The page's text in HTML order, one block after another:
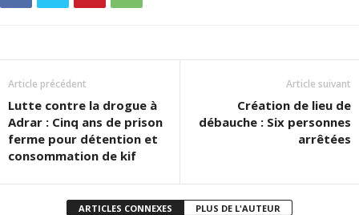
Article précédent
Lutte contre la drogue à
Adrar : Cinq ans de prison
ferme pour détention et
consommation de kif
Article suivant
Création de lieu de
débauche : Six personnes
arrêtées
ARTICLES CONNEXES PLUS DE L'AUTEUR